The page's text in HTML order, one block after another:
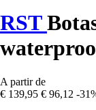
RST
A partir de
€ 139,95 € 96,12 -